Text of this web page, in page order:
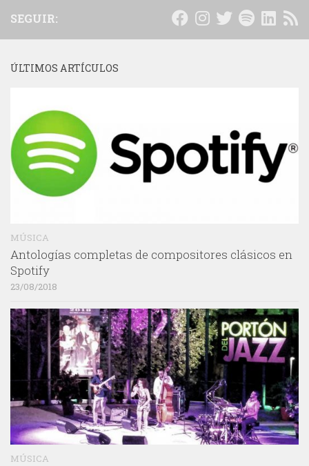
SEGUIR:
ÚLTIMOS ARTÍCULOS
MÚSICA
Antologías completas de compositores clásicos en
Spotify
23/08/2018
MÚSICA